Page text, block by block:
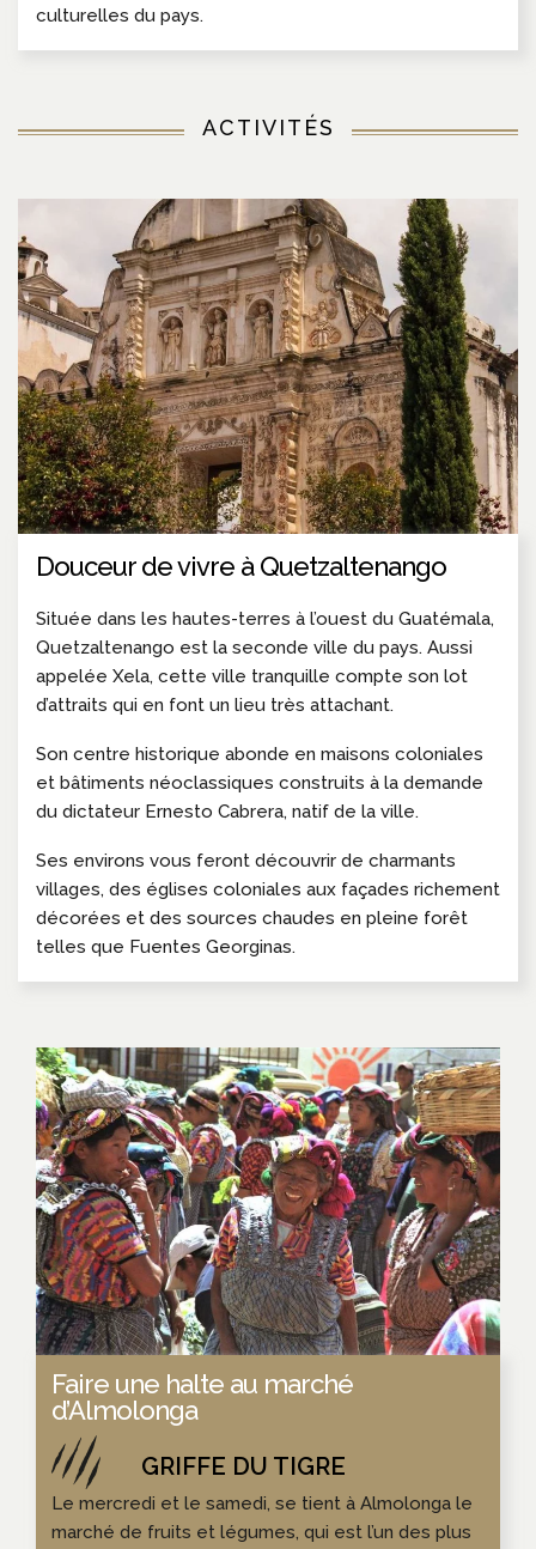
culturelles du pays.
ACTIVITÉS
Douceur de vivre à Quetzaltenango
Située dans les hautes-terres à l’ouest du Guatémala,
Quetzaltenango est la seconde ville du pays. Aussi
appelée Xela, cette ville tranquille compte son lot
d’attraits qui en font un lieu très attachant.
Son centre historique abonde en maisons coloniales
et bâtiments néoclassiques construits à la demande
du dictateur Ernesto Cabrera, natif de la ville.
Ses environs vous feront découvrir de charmants
villages, des églises coloniales aux façades richement
décorées et des sources chaudes en pleine forêt
telles que Fuentes Georginas.
Faire une halte au marché
d’Almolonga
Le mercredi et le samedi, se tient à Almolonga le
marché de fruits et légumes, qui est l’un des plus